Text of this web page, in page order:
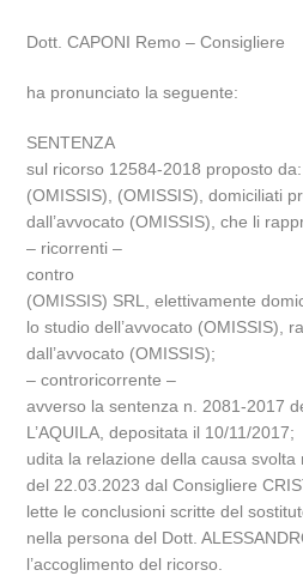
Dott. CAPONI Remo – Consigliere
ha pronunciato la seguente:
SENTENZA
sul ricorso 12584-2018 proposto da:
(OMISSIS), (OMISSIS), domiciliati
dall’avvocato (OMISSIS), che li
– ricorrenti –
contro
(OMISSIS) SRL, elettivamente
lo studio dell’avvocato (OMISSIS),
dall’avvocato (OMISSIS);
– controricorrente –
avverso la sentenza n. 2081-2017
L’AQUILA, depositata il 10/11/2017;
udita la relazione della causa
del 22.03.2023 dal Consigliere
lette le conclusioni scritte del
nella persona del Dott.
l’accoglimento del ricorso.